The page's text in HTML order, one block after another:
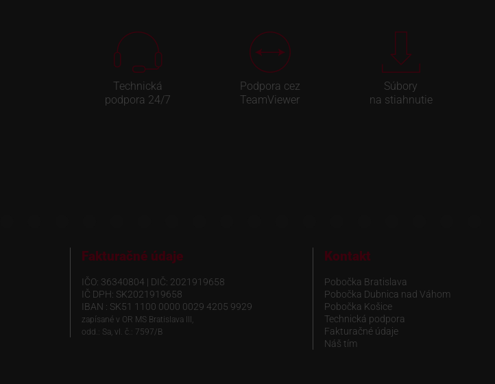
Technická
podpora 24/7
Podpora cez
TeamViewer
Súbory
na stiahnutie
Fakturačné údaje
IČO: 36340804 | DIČ: 2021919658
IČ DPH: SK2021919658
IBAN : SK51 1100 0000 0029 4205 9929
zapísané v OR MS Bratislava III,
odd.: Sa, vl. č.: 7597/B
Kontakt
Pobočka Bratislava
Pobočka Dubnica nad Váhom
Pobočka Košice
Technická podpora
Fakturačné údaje
Náš tím